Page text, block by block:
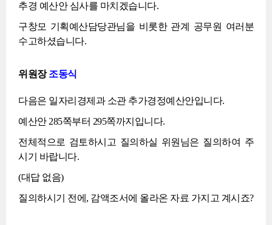
추경 예산안 심사를 마치겠습니다.
구창모 기획예산담당관님을 비롯한 관계 공무원 여러분
수고하셨습니다.
위원장조동식
다음은 일자리경제과 소관 추가경정예산안입니다.
예산안 285쪽부터 295쪽까지입니다.
전체적으로 검토하시고 질의하실 위원님은 질의하여 주
시기 바랍니다.
(대답 없음)
질의하시기 전에, 감액조서에 올라온 자료 가지고 계시죠?